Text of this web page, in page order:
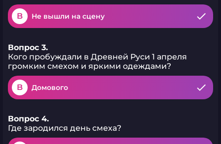
B Не вышли на сцену
Вопрос 3.
Кого пробуждали в Древней Руси 1 апреля
громким смехом и яркими одеждами?
B Домового
Вопрос 4.
Где зародился день смеха?